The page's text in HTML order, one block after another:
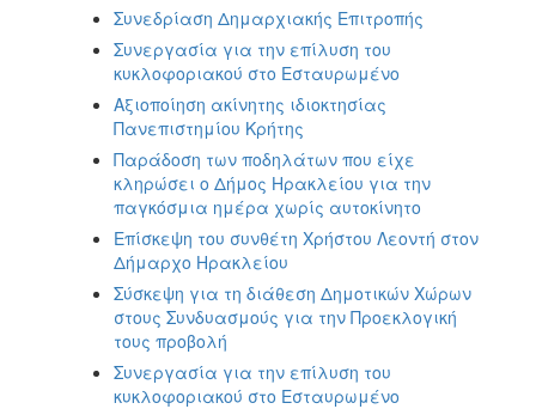
Συνεδρίαση Δημαρχιακής Επιτροπής
Συνεργασία για την επίλυση του
κυκλοφοριακού στο Εσταυρωμένο
Αξιοποίηση ακίνητης ιδιοκτησίας
Πανεπιστημίου Κρήτης
Παράδοση των ποδηλάτων που είχε
κληρώσει ο Δήμος Ηρακλείου για την
παγκόσμια ημέρα χωρίς αυτοκίνητο
Επίσκεψη του συνθέτη Χρήστου Λεοντή στον
Δήμαρχο Ηρακλείου
Σύσκεψη για τη διάθεση Δημοτικών Χώρων
στους Συνδυασμούς για την Προεκλογική
τους προβολή
Συνεργασία για την επίλυση του
κυκλοφοριακού στο Εσταυρωμένο